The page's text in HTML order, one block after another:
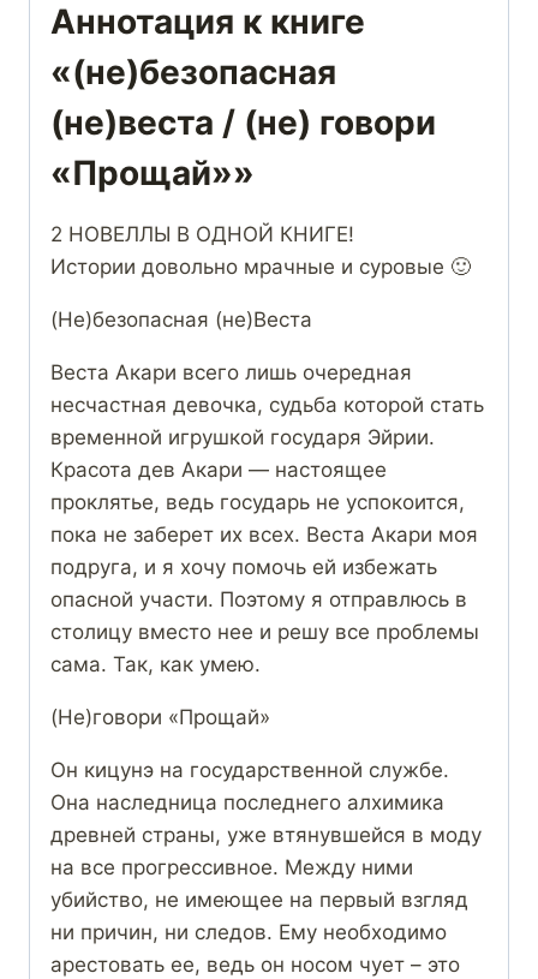
Аннотация к книге
«(не)безопасная
(не)веста / (не) говори
«Прощай»»
2 НОВЕЛЛЫ В ОДНОЙ КНИГЕ!
Истории довольно мрачные и суровые 🙂
(Не)безопасная (не)Веста
Веста Акари всего лишь очередная
несчастная девочка, судьба которой стать
временной игрушкой государя Эйрии.
Красота дев Акари — настоящее
проклятье, ведь государь не успокоится,
пока не заберет их всех. Веста Акари моя
подруга, и я хочу помочь ей избежать
опасной участи. Поэтому я отправлюсь в
столицу вместо нее и решу все проблемы
сама. Так, как умею.
(Не)говори «Прощай»
Он кицунэ на государственной службе.
Она наследница последнего алхимика
древней страны, уже втянувшейся в моду
на все прогрессивное. Между ними
убийство, не имеющее на первый взгляд
ни причин, ни следов. Ему необходимо
арестовать ее, ведь он носом чует – это